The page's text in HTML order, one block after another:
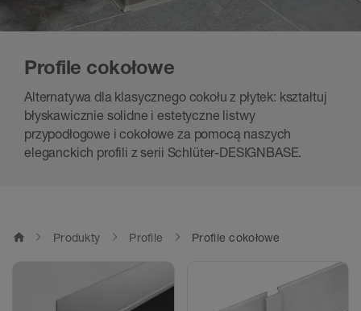
Profile cokołowe
Alternatywa dla klasycznego cokołu z płytek: kształtuj
błyskawicznie solidne i estetyczne listwy
przypodłogowe i cokołowe za pomocą naszych
eleganckich profili z serii Schlüter-DESIGNBASE.
home Produkty Profile Profile cokołowe